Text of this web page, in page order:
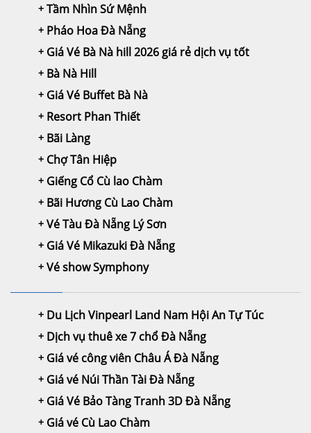
Tầm Nhìn Sứ Mệnh
Pháo Hoa Đà Nẵng
Giá Vé Bà Nà hill 2026 giá rẻ dịch vụ tốt
Bà Nà Hill
Giá Vé Buffet Bà Nà
Resort Phan Thiết
Bãi Làng
Chợ Tân Hiệp
Giếng Cổ Cù lao Chàm
Bãi Hương Cù Lao Chàm
Vé Tàu Đà Nẵng Lý Sơn
Giá Vé Mikazuki Đà Nẵng
Vé show Symphony
Du Lịch Vinpearl Land Nam Hội An Tự Túc
Dịch vụ thuê xe 7 chổ Đà Nẵng
Giá vé công viên Châu Á Đà Nẵng
Giá vé Núi Thần Tài Đà Nẵng
Giá Vé Bảo Tàng Tranh 3D Đà Nẵng
Giá vé Cù Lao Chàm